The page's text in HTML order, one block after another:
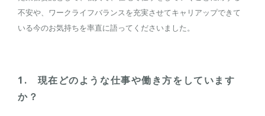
不安や、ワークライフバランスを充実させてキャリアップできて
いる今のお気持ちを率直に語ってくださいました。
1. 現在どのような仕事や働き方をしています
か？